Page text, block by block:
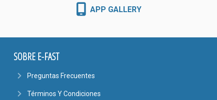
APP GALLERY
SOBRE E-FAST
navigate_next Preguntas Frecuentes
navigate_next Términos Y Condiciones